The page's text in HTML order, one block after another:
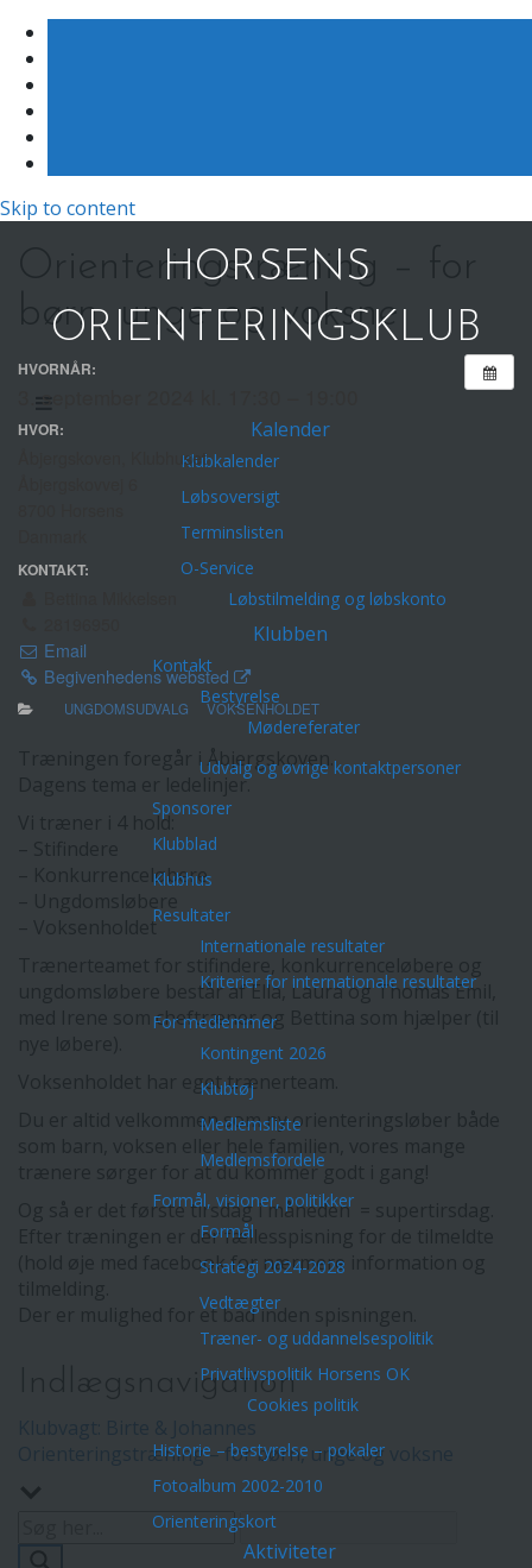
Skip to content
HORSENS
ORIENTERINGSKLUB
Kalender
Klubkalender
Løbsoversigt
Terminslisten
O-Service
Løbstilmelding og løbskonto
Klubben
Kontakt
Bestyrelse
Mødereferater
Udvalg og øvrige kontaktpersoner
Sponsorer
Klubblad
Klubhus
Resultater
Internationale resultater
Kriterier for internationale resultater
For medlemmer
Kontingent 2026
Klubtøj
Medlemsliste
Medlemsfordele
Formål, visioner, politikker
Formål
Strategi 2024-2028
Vedtægter
Træner- og uddannelsespolitik
Privatlivspolitik Horsens OK
Cookies politik
Historie – bestyrelse – pokaler
Fotoalbum 2002-2010
Orienteringskort
Aktiviteter
Orienteringstræning – for
børn, unge og voksne
HVORNÅR:
HVOR:
Åbjergskoven, Klubhuset
KONTAKT:
Email
Begivenhedens websted
UNGDOMSUDVALG VOKSENHOLDET
Træningen foregår i Åbjergskoven.
Dagens tema er ledelinjer.
Vi træner i 4 hold:
– Konkurrenceløbere
– Voksenholdet
ungdomsløbere består af Ella, Laura og Thomas Emil,
med Irene som cheftræner og Bettina som hjælper (til
Voksenholdet har eget trænerteam.
Du er altid velkommen som ny orienteringsløber både
trænere sørger for at du kommer godt i gang!
Og så er det første tirsdag i måneden = supertirsdag.
Efter træningen er der fællesspisning for de tilmeldte
(hold øje med facebook for nærmere information og
Der er mulighed for et bad inden spisningen.
Indlægsnavigation
Orienteringstræning – for børn, unge og voksne